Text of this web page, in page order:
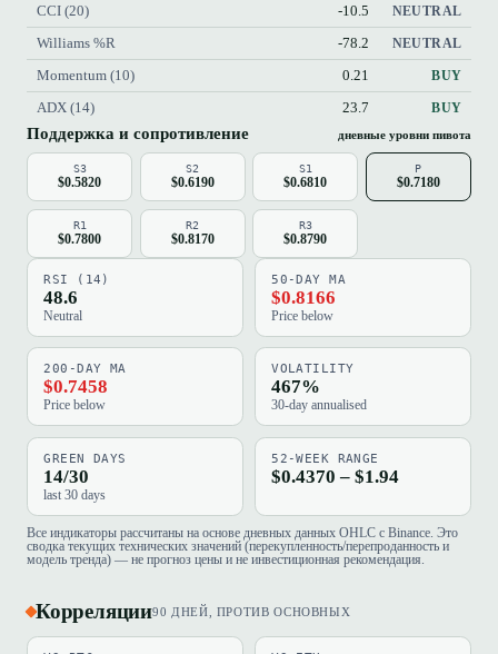
CCI (20) -10.5 NEUTRAL
Williams %R -78.2 NEUTRAL
Momentum (10) 0.21 BUY
ADX (14) 23.7 BUY
Поддержка и сопротивление дневные уровни пивота
S3
$0.5820
S2
$0.6190
S1
$0.6810
P
$0.7180
R1
$0.7800
R2
$0.8170
R3
$0.8790
RSI (14)
48.6
Neutral
50-DAY MA
$0.8166
Price below
200-DAY MA
$0.7458
Price below
VOLATILITY
467%
30-day annualised
GREEN DAYS
14/30
last 30 days
52-WEEK RANGE
$0.4370 – $1.94
Все индикаторы рассчитаны на основе дневных данных OHLC с Binance. Это
сводка текущих технических значений (перекупленность/перепроданность и
модель тренда) — не прогноз цены и не инвестиционная рекомендация.
Корреляции90 ДНЕЙ, ПРОТИВ ОСНОВНЫХ